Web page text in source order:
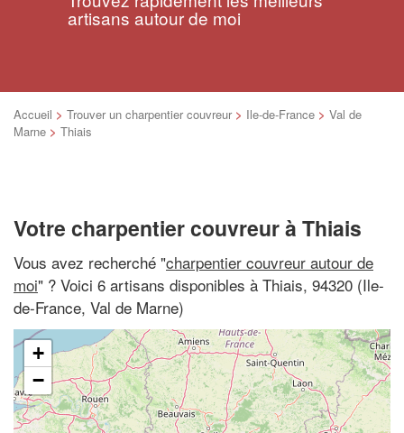
artisans autour de moi
Accueil > Trouver un charpentier couvreur > Ile-de-France > Val de
Marne > Thiais
Votre charpentier couvreur à Thiais
Vous avez recherché "charpentier couvreur autour de
moi" ? Voici 6 artisans disponibles à Thiais, 94320 (Ile-
de-France, Val de Marne)
+
−